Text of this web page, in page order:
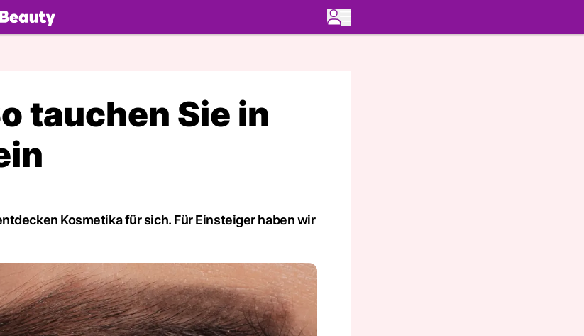
tauchen Sie in
Kosmetika für sich. Für Einsteiger haben wir